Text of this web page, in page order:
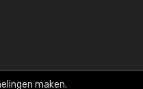
maken.
RAL K7 op waterbasis